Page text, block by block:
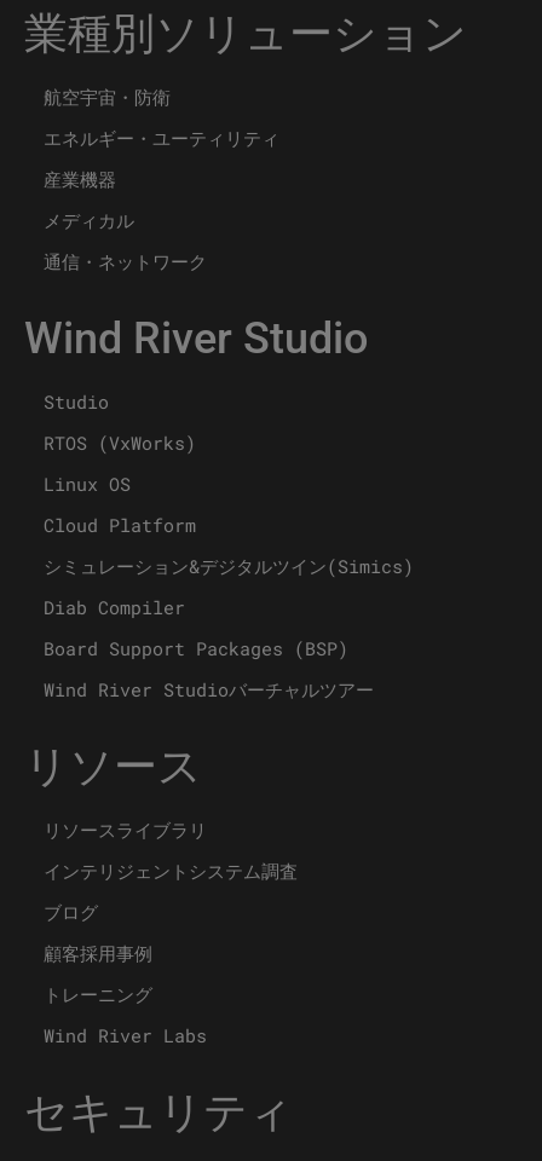
業種別ソリューション
航空宇宙・防衛
エネルギー・ユーティリティ
産業機器
メディカル
通信・ネットワーク
Wind River Studio
Studio
RTOS (VxWorks)
Linux OS
Cloud Platform
シミュレーション&デジタルツイン(Simics)
Diab Compiler
Board Support Packages (BSP)
Wind River Studioバーチャルツアー
リソース
リソースライブラリ
インテリジェントシステム調査
ブログ
顧客採用事例
トレーニング
Wind River Labs
セキュリティ